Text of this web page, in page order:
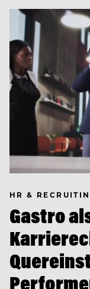
HR &
Gastro